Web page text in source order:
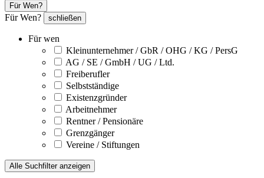
Für Wen?
Für Wen? schließen
Für wen
Kleinunternehmer / GbR / OHG / KG / PersG
AG / SE / GmbH / UG / Ltd.
Freiberufler
Selbstständige
Existenzgründer
Arbeitnehmer
Rentner / Pensionäre
Grenzgänger
Vereine / Stiftungen
Alle Suchfilter anzeigen